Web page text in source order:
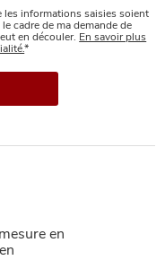
les informations saisies soient
le cadre de ma demande de
en découler. En savoir plus
*
en